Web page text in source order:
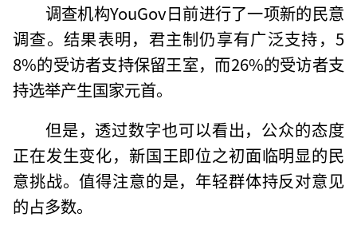
调查机构YouGov日前进行了一项新的民意
调查。结果表明，君主制仍享有广泛支持，5
8%的受访者支持保留王室，而26%的受访者支
持选举产生国家元首。
但是，透过数字也可以看出，公众的态度
正在发生变化，新国王即位之初面临明显的民
意挑战。值得注意的是，年轻群体持反对意见
的占多数。